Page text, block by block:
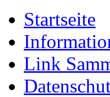
Startseite
Link